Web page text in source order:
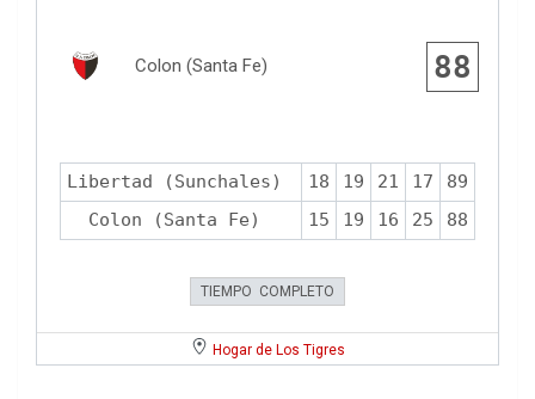
Colon (Santa Fe) 88
Libertad (Sunchales) 18 19 21 17
89
Colon (Santa Fe)
15 19 16 25 88
TIEMPO COMPLETO
Hogar de Los Tigres